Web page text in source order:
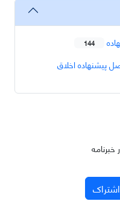
144
پیشنهاده اخلاق
اشتراک